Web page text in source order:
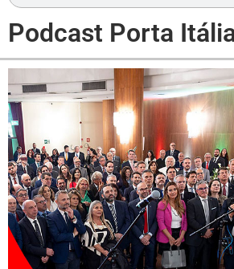
Podcast Porta